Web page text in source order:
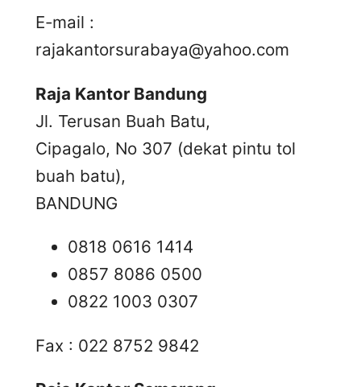
E-mail :
rajakantorsurabaya@yahoo.com
Raja Kantor Bandung
Jl. Terusan Buah Batu,
Cipagalo, No 307 (dekat pintu tol
buah batu),
BANDUNG
0818 0616 1414
0857 8086 0500
0822 1003 0307
Fax : 022 8752 9842